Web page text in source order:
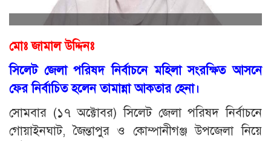
মোঃ জামাল উদ্দিনঃ
সিলেট জেলা পরিষদ নির্বাচনে মহিলা সংরক্ষিত আসনে
ফের নির্বাচিত হলেন তামান্না আকতার হেনা।
সোমবার (১৭ অক্টোবর) সিলেট জেলা পরিষদ নির্বাচনে
গোয়াইনঘাট, জৈন্তাপুর ও কোম্পানীগঞ্জ উপজেলা নিয়ে